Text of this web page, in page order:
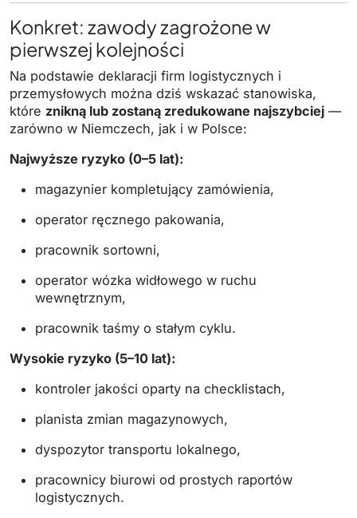
Konkret: zawody zagrożone w
pierwszej kolejności
Na podstawie deklaracji firm logistycznych i
przemysłowych można dziś wskazać stanowiska,
które znikną lub zostaną zredukowane najszybciej —
zarówno w Niemczech, jak i w Polsce:
Najwyższe ryzyko (0–5 lat):
magazynier kompletujący zamówienia,
operator ręcznego pakowania,
pracownik sortowni,
operator wózka widłowego w ruchu
wewnętrznym,
pracownik taśmy o stałym cyklu.
Wysokie ryzyko (5–10 lat):
kontroler jakości oparty na checklistach,
planista zmian magazynowych,
dyspozytor transportu lokalnego,
pracownicy biurowi od prostych raportów
logistycznych.